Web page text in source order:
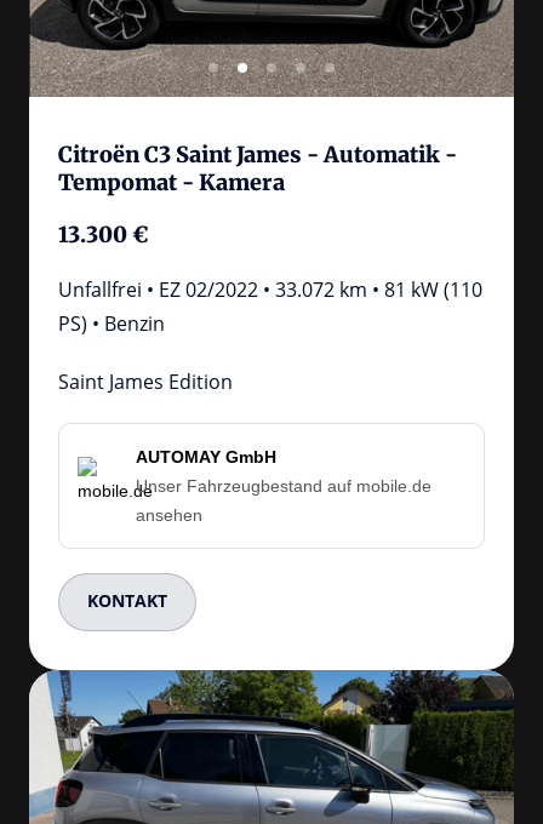
Citroën C3 Saint James - Automatik -
Tempomat - Kamera
13.300 €
Unfallfrei • EZ 02/2022 • 33.072 km • 81 kW (110
PS) • Benzin
Saint James Edition
AUTOMAY GmbH
Unser Fahrzeugbestand auf mobile.de
ansehen
KONTAKT
Slide 3 of 4